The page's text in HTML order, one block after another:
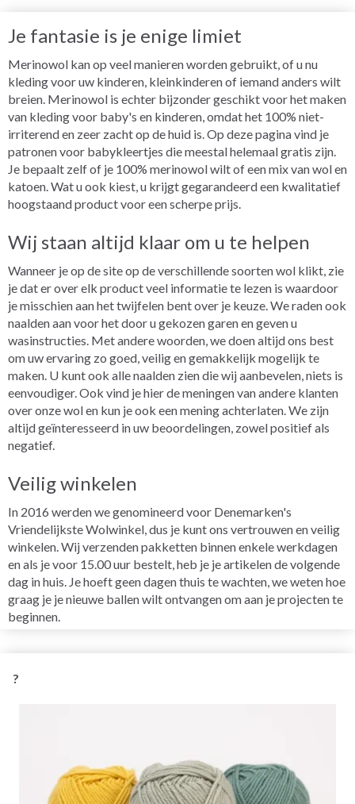
Je fantasie is je enige limiet
Merinowol kan op veel manieren worden gebruikt, of u nu
kleding voor uw kinderen, kleinkinderen of iemand anders wilt
breien. Merinowol is echter bijzonder geschikt voor het maken
van kleding voor baby's en kinderen, omdat het 100% niet-
irriterend en zeer zacht op de huid is. Op deze pagina vind je
patronen voor babykleertjes die meestal helemaal gratis zijn.
Je bepaalt zelf of je 100% merinowol wilt of een mix van wol en
katoen. Wat u ook kiest, u krijgt gegarandeerd een kwalitatief
hoogstaand product voor een scherpe prijs.
Wij staan altijd klaar om u te helpen
Wanneer je op de site op de verschillende soorten wol klikt, zie
je dat er over elk product veel informatie te lezen is waardoor
je misschien aan het twijfelen bent over je keuze. We raden ook
naalden aan voor het door u gekozen garen en geven u
wasinstructies. Met andere woorden, we doen altijd ons best
om uw ervaring zo goed, veilig en gemakkelijk mogelijk te
maken. U kunt ook alle naalden zien die wij aanbevelen, niets is
eenvoudiger. Ook vind je hier de meningen van andere klanten
over onze wol en kun je ook een mening achterlaten. We zijn
altijd geïnteresseerd in uw beoordelingen, zowel positief als
negatief.
Veilig winkelen
In 2016 werden we genomineerd voor Denemarken's
Vriendelijkste Wolwinkel, dus je kunt ons vertrouwen en veilig
winkelen. Wij verzenden pakketten binnen enkele werkdagen
en als je voor 15.00 uur bestelt, heb je je artikelen de volgende
dag in huis. Je hoeft geen dagen thuis te wachten, we weten hoe
graag je je nieuwe ballen wilt ontvangen om aan je projecten te
beginnen.
?